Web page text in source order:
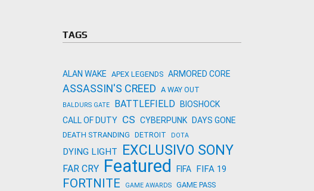
TAGS
ALAN WAKE APEX LEGENDS ARMORED CORE
ASSASSIN'S CREED A WAY OUT
BALDURS GATE BATTLEFIELD
BIOSHOCK
CALL OF DUTY CS CYBERPUNK DAYS GONE
DEATH STRANDING DETROIT DOTA
DYING LIGHT EXCLUSIVO SONY
FAR CRY Featured FIFA FIFA 19
FORTNITE GAME AWARDS
GAME PASS